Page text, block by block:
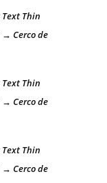
Thin
Cerco de
Thin
Cerco de
Thin
Cerco de